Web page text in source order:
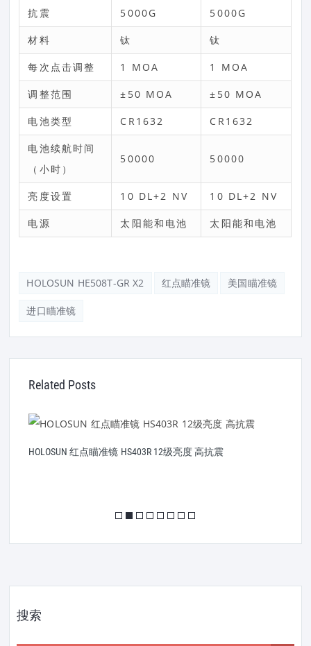
抗震 5000G 5000G
材料 钛 钛
每次点击调整 1 MOA 1 MOA
调整范围 ±50 MOA ±50 MOA
电池类型 CR1632 CR1632
电池续航时间
（小时）
50000 50000
亮度设置 10 DL+2 NV 10 DL+2 NV
电源 太阳能和电池 太阳能和电池
HOLOSUN HE508T-GR X2 红点瞄准镜 美国瞄准镜
进口瞄准镜
Related Posts
HOLOSUN 红点瞄准镜 HS403R 12级亮度 高抗震
搜索